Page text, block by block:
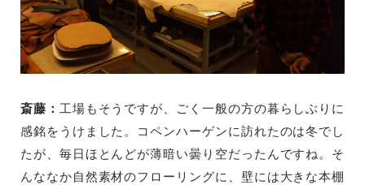
斎藤： 工場もそうですが、ごく一般の方の暮らしぶりに
感銘をうけました。コペンハーゲンに訪れたのは冬でし
たが、毎日ほとんどが薄暗い曇り空だったんですね。そ
んななか自然素材のフローリングに、壁には大きな本棚